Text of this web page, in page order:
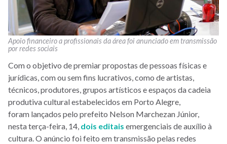
Apoio financeiro a profissionais da área foi anunciado em transmissão
por redes sociais
Com o objetivo de premiar propostas de pessoas físicas e
jurídicas, com ou sem fins lucrativos, como de artistas,
técnicos, produtores, grupos artísticos e espaços da cadeia
produtiva cultural estabelecidos em Porto Alegre,
foram lançados pelo prefeito Nelson Marchezan Júnior,
nesta terça-feira, 14, dois editais emergenciais de auxílio à
cultura. O anúncio foi feito em transmissão pelas redes